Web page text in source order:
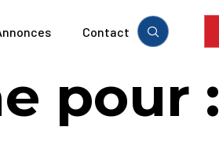
Contact
pour :